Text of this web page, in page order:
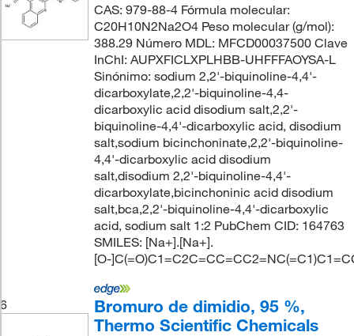
CAS: 979-88-4 Fórmula molecular:
C20H10N2Na2O4 Peso molecular (g/mol):
388.29 Número MDL: MFCD00037500 Clave
InChI: AUPXFICLXPLHBB-UHFFFAOYSA-L
Sinónimo: sodium 2,2'-biquinoline-4,4'-
dicarboxylate,2,2'-biquinoline-4,4-
dicarboxylic acid disodium salt,2,2'-
biquinoline-4,4'-dicarboxylic acid, disodium
salt,sodium bicinchoninate,2,2'-biquinoline-
4,4'-dicarboxylic acid disodium
salt,disodium 2,2'-biquinoline-4,4'-
dicarboxylate,bicinchoninic acid disodium
salt,bca,2,2'-biquinoline-4,4'-dicarboxylic
acid, sodium salt 1:2 PubChem CID: 164763
SMILES: [Na+].[Na+].
[O-
6
Bromuro de dimidio, 95 %,
Thermo Scientific Chemicals